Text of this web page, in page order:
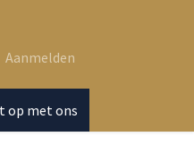
Aanmelden
op met ons